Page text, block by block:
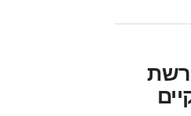
רשת